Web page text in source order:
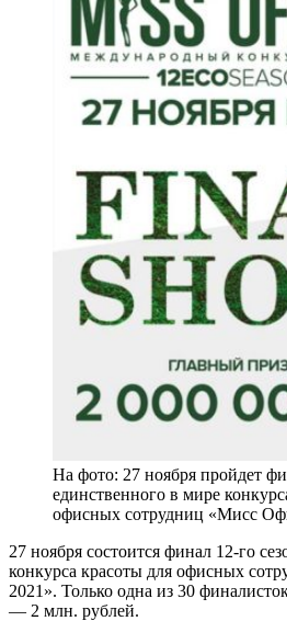
На фото: 27 ноября пройдет
единственного в мире
офисных сотрудниц «Мисс
27 ноября состоится финал 12-го
конкурса красоты для офисных
2021». Только одна из 30
— 2 млн. рублей.